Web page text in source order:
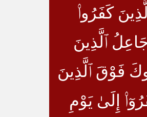
كَفَرُوا۟
ٱلَّذِينَ
فَوْقَ ٱلَّذِينَ
إِلَىٰ يَوْمِ